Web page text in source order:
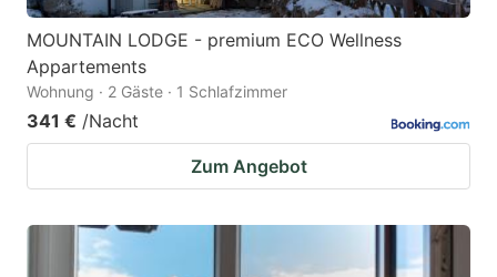
MOUNTAIN LODGE - premium ECO Wellness
Appartements
Wohnung · 2 Gäste · 1 Schlafzimmer
341 € /Nacht
Zum Angebot